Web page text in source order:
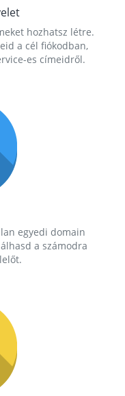
hozhatsz létre.
a cél fiókodban,
es címeidről.
egyedi domain
a számodra